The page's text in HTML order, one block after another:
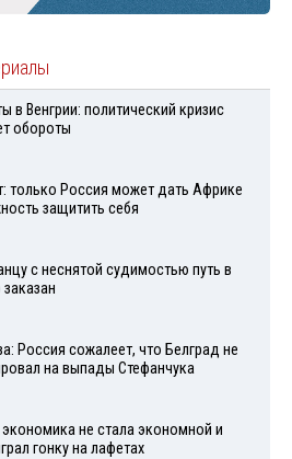
в Венгрии: политический кризис
обороты
только Россия может дать Африке
защитить себя
с неснятой судимостью путь в
Россия сожалеет, что Белград не
на выпады Стефанчука
не стала экономной и
гонку на лафетах